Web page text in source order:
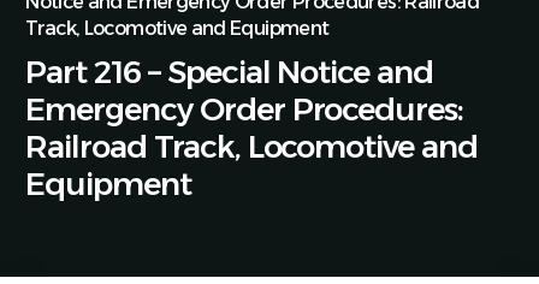
Track, Locomotive and Equipment
Part 216 – Special Notice and
Emergency Order Procedures:
Railroad Track, Locomotive and
Equipment